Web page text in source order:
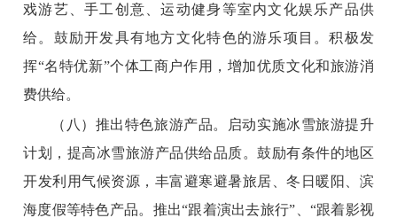
戏游艺、手工创意、运动健身等室内文化娱乐产品供
给。鼓励开发具有地方文化特色的游乐项目。积极发
挥“名特优新”个体工商户作用，增加优质文化和旅游消
费供给。
（八）推出特色旅游产品。
启动实施冰雪旅游提升
计划，提高冰雪旅游产品供给品质。鼓励有条件的地区
开发利用气候资源，丰富避寒避暑旅居、冬日暖阳、滨
海度假等特色产品。推出“跟着演出去旅行”、“跟着影视